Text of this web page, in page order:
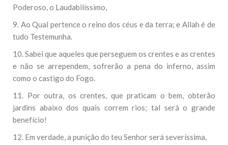
Poderoso, o Laudabilíssimo,
9. Ao Qual pertence o reino dos céus e da terra; e Allah é de
tudo Testemunha.
10. Sabei que aqueles que perseguem os crentes e as crentes
e não se arrependem, sofrerão a pena do inferno, assim
como o castigo do Fogo.
11. Por outra, os crentes, que praticam o bem, obterão
jardins abaixo dos quais correm rios; tal será o grande
benefício!
12. Em verdade, a punição do teu Senhor será severíssima,